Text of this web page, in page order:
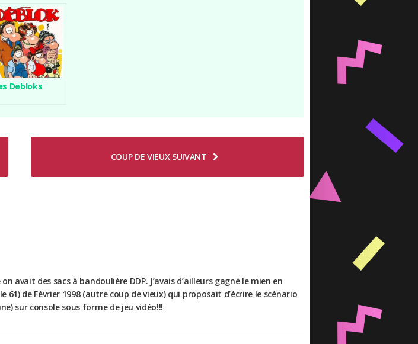
Debloks
COUP DE VIEUX SUIVANT
avait des sacs à bandoulière DDP. J’avais d’ailleurs gagné le mien en
de Février 1998 (autre coup de vieux) qui proposait d’écrire le scénario
sur console sous forme de jeu vidéo!!!